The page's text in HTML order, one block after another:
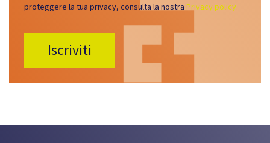
proteggere la tua privacy, consulta la nostra Privacy policy.